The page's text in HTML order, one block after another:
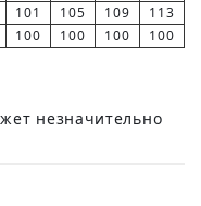
101 105 109
113
100 100 100 100
незначительно